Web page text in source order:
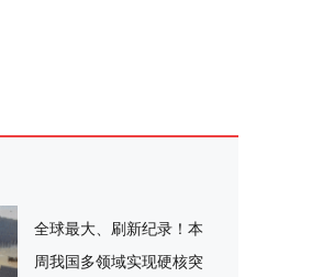
全球最大、刷新纪录！本
周我国多领域实现硬核突